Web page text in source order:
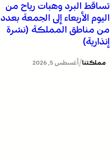
تساقط البرد وهبات رياح من
اليوم الأربعاء إلى الجمعة بعدد
من مناطق المملكة (نشرة
إنذارية)
مملكتنا/ أغسطس 5, 2026